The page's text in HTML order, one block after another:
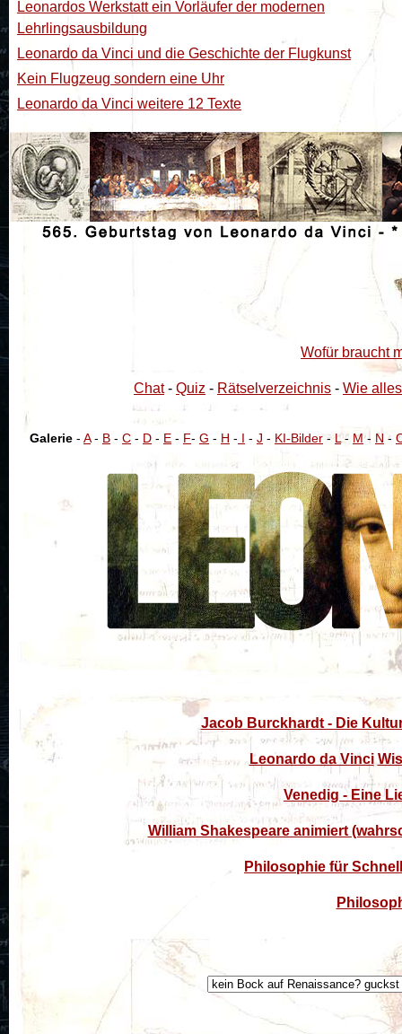
Leonardos Werkstatt ein Vorläufer der modernen
Lehrlingsausbildung
Leonardo da Vinci und die Geschichte der Flugkunst
Kein Flugzeug sondern eine Uhr
Leonardo da Vinci weitere 12 Texte
Wofür braucht
Chat- Quiz - Rätselverzeichnis - Wie
Galerie - A- B - C - D - E - F- G - H - I - J - KI-Bilder - L- M- N -
Jacob Burckhardt - Die
Leonardo da Vinci
Venedig - Eine
William Shakespeare animiert
Philosophie für